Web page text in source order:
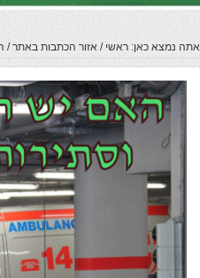
אתה נמצא כאן: ראשי / אזור הכתבות באתר/